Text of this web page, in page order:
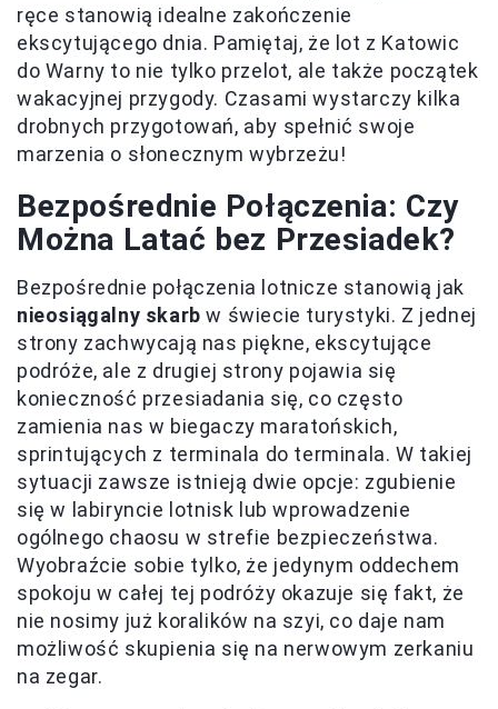
ręce stanowią idealne zakończenie
ekscytującego dnia. Pamiętaj, że lot z Katowic
do Warny to nie tylko przelot, ale także początek
wakacyjnej przygody. Czasami wystarczy kilka
drobnych przygotowań, aby spełnić swoje
marzenia o słonecznym wybrzeżu!
Bezpośrednie Połączenia: Czy
Można Latać bez Przesiadek?
Bezpośrednie połączenia lotnicze stanowią jak
nieosiągalny skarb w świecie turystyki. Z jednej
strony zachwycają nas piękne, ekscytujące
podróże, ale z drugiej strony pojawia się
konieczność przesiadania się, co często
zamienia nas w biegaczy maratońskich,
sprintujących z terminala do terminala. W takiej
sytuacji zawsze istnieją dwie opcje: zgubienie
się w labiryncie lotnisk lub wprowadzenie
ogólnego chaosu w strefie bezpieczeństwa.
Wyobraźcie sobie tylko, że jedynym oddechem
spokoju w całej tej podróży okazuje się fakt, że
nie nosimy już koralików na szyi, co daje nam
możliwość skupienia się na nerwowym zerkaniu
na zegar.